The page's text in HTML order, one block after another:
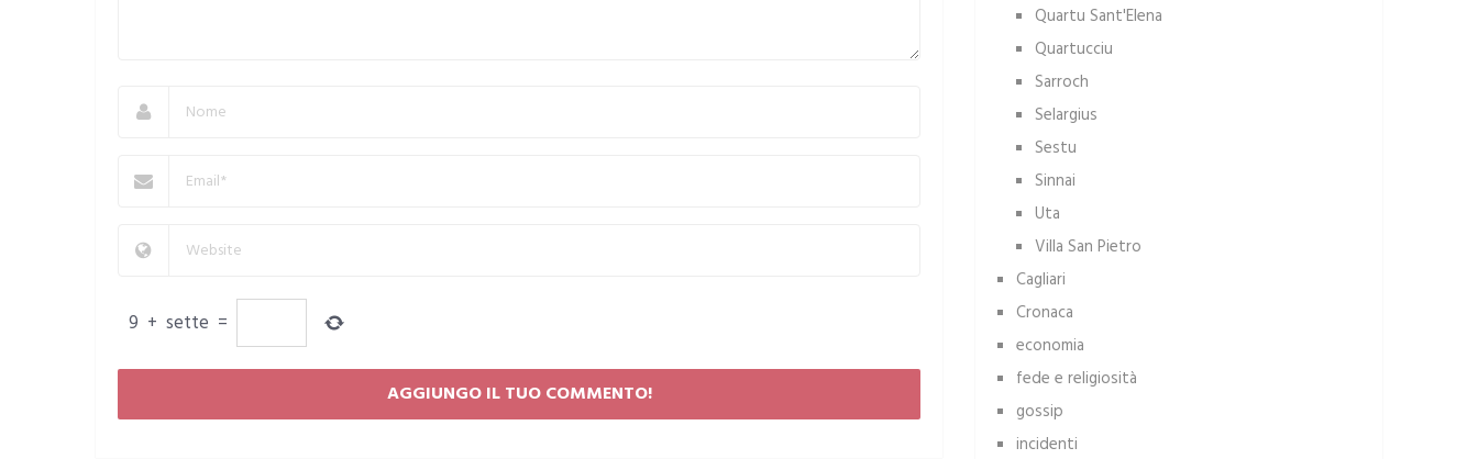
9 + sette =
Quartu Sant'Elena
Quartucciu
Sarroch
Selargius
Sestu
Sinnai
Uta
Villa San Pietro
Cagliari
Cronaca
economia
fede e religiosità
gossip
incidenti